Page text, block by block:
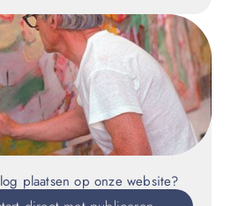
plaatsen op onze website?